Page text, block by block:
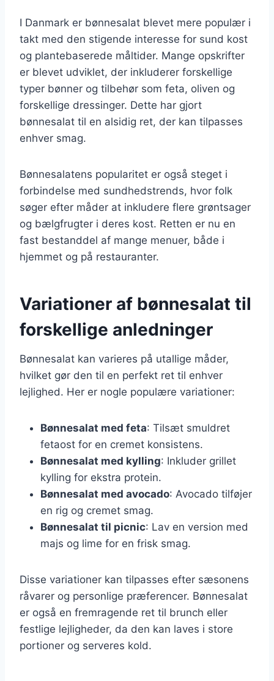
I Danmark er bønnesalat blevet mere populær i
takt med den stigende interesse for sund kost
og plantebaserede måltider. Mange opskrifter
er blevet udviklet, der inkluderer forskellige
typer bønner og tilbehør som feta, oliven og
forskellige dressinger. Dette har gjort
bønnesalat til en alsidig ret, der kan tilpasses
enhver smag.
Bønnesalatens popularitet er også steget i
forbindelse med sundhedstrends, hvor folk
søger efter måder at inkludere flere grøntsager
og bælgfrugter i deres kost. Retten er nu en
fast bestanddel af mange menuer, både i
hjemmet og på restauranter.
Variationer af bønnesalat til
forskellige anledninger
Bønnesalat kan varieres på utallige måder,
hvilket gør den til en perfekt ret til enhver
lejlighed. Her er nogle populære variationer:
Bønnesalat med feta: Tilsæt smuldret
fetaost for en cremet konsistens.
Bønnesalat med kylling: Inkluder grillet
kylling for ekstra protein.
Bønnesalat med avocado: Avocado tilføjer
en rig og cremet smag.
Bønnesalat til picnic: Lav en version med
majs og lime for en frisk smag.
Disse variationer kan tilpasses efter sæsonens
råvarer og personlige præferencer. Bønnesalat
er også en fremragende ret til brunch eller
festlige lejligheder, da den kan laves i store
portioner og serveres kold.